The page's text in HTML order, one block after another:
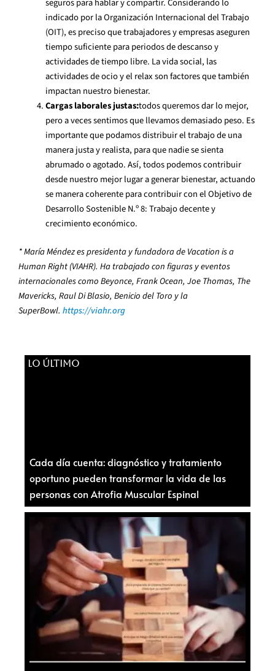
seguros para hablar y compartir. Considerando lo
indicado por la Organización Internacional del Trabajo
(OIT), es preciso que trabajadores y empresas aseguren
tiempo suficiente para periodos de descanso y
actividades de tiempo libre. La vida social, las
actividades de ocio y el relax son factores que también
impactan nuestro bienestar.
Cargas laborales justas:todos queremos dar lo mejor,
pero a veces sentimos que llevamos demasiado peso. Es
importante que podamos distribuir el trabajo de una
manera justa y realista, para que nadie se sienta
abrumado o agotado. Así, todos podemos contribuir
desde nuestro mejor lugar a generar bienestar, actuando
se manera coherente para contribuir con el Objetivo de
Desarrollo Sostenible N.º 8: Trabajo decente y
crecimiento económico.
* María Méndez es presidenta y fundadora de Vacation is a
Human Right (VIAHR). Ha trabajado con figuras y eventos
internacionales como Beyonce, Frank Ocean, Joe Thomas, The
Mavericks, Raul Di Blasio, Benicio del Toro y la
SuperBowl. https://viahr.org
LO ÚLTIMO
Cada día cuenta: diagnóstico y tratamiento
oportuno pueden transformar la vida de las
personas con Atrofia Muscular Espinal